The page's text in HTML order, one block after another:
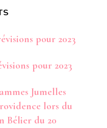
pour 2023
pour 2023
Jumelles
lors du
Bélier du 20